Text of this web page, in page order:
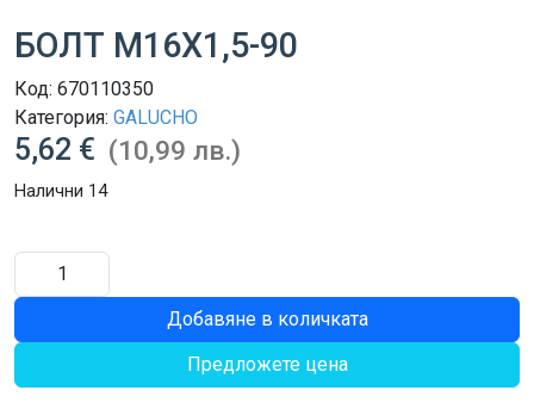
БОЛТ M16X1,5-90
Код: 670110350
Категория: GALUCHO
5,62 € (10,99 лв.)
Налични 14
количество
за
M16X1,5-
90
Добавяне в количката
Предложете цена